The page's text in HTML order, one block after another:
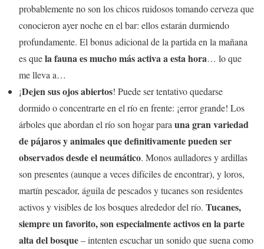
probablemente no son los chicos ruidosos tomando cerveza que
conocieron ayer noche en el bar: ellos estarán durmiendo
profundamente. El bonus adicional de la partida en la mañana
es quela fauna es mucho más activa a esta hora… lo que
me lleva a…
¡Dejen sus ojos abiertos! Puede ser tentativo quedarse
dormido o concentrarte en el río en frente: ¡error grande! Los
árboles que abordan el río son hogar para una gran variedad
de pájaros y animales que definitivamente pueden ser
observados desde el neumático. Monos aulladores y ardillas
son presentes (aunque a veces difíciles de encontrar), y loros,
martín pescador, águila de pescados y tucanes son residentes
activos y visibles de los bosques alrededor del río. Tucanes,
siempre un favorito, son especialmente activos en la parte
alta del bosque– intenten escuchar un sonido que suena como